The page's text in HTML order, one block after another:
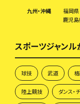
九州・沖縄
福岡県
鹿児
スポーツジャンル
球技 武道
陸上競技 ダンス・